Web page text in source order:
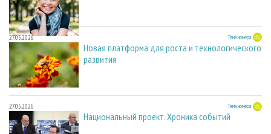
27.05.2026 Тема номера
Новая платформа для роста и технологического
развития
27.05.2026 Тема номера
Национальный проект. Хроника событий